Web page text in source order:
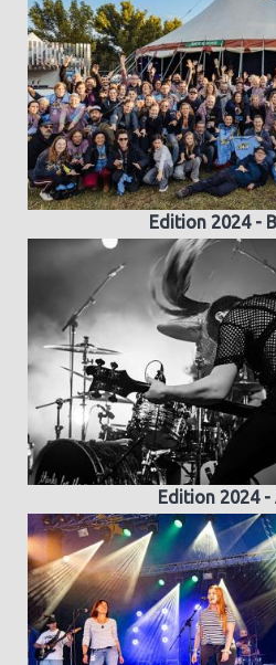
Edition 2024 -
Edition 2024 -